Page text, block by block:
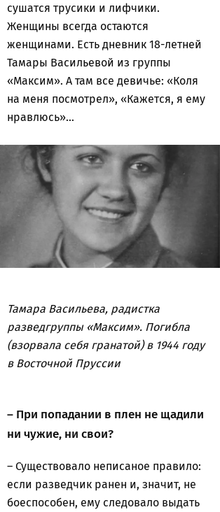
сушатся трусики и лифчики.
Женщины всегда остаются
женщинами. Есть дневник 18-летней
Тамары Васильевой из группы
«Максим». А там все девичье: «Коля
на меня посмотрел», «Кажется, я ему
нравлюсь»…
Тамара Васильева, радистка
разведгруппы «Максим». Погибла
(взорвала себя гранатой) в 1944 году
в Восточной Пруссии
– При попадании в плен не щадили
ни чужие, ни свои?
– Существовало неписаное правило:
если разведчик ранен и, значит, не
боеспособен, ему следовало выдать